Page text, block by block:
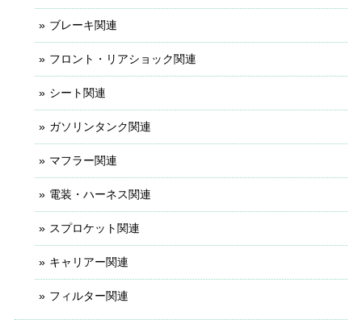
ブレーキ関連
フロント・リアショック関連
シート関連
ガソリンタンク関連
マフラー関連
電装・ハーネス関連
スプロケット関連
キャリアー関連
フィルター関連